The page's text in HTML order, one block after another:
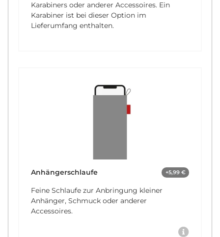
Karabiners oder anderer Accessoires. Ein
Karabiner ist bei dieser Option im
Lieferumfang enthalten.
Anhängerschlaufe +5,99 €
Feine Schlaufe zur Anbringung kleiner
Anhänger, Schmuck oder anderer
Accessoires.